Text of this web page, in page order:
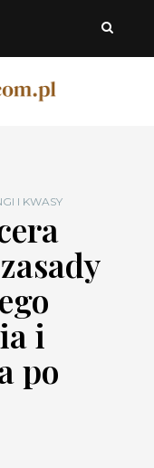
I KWASY
i
po